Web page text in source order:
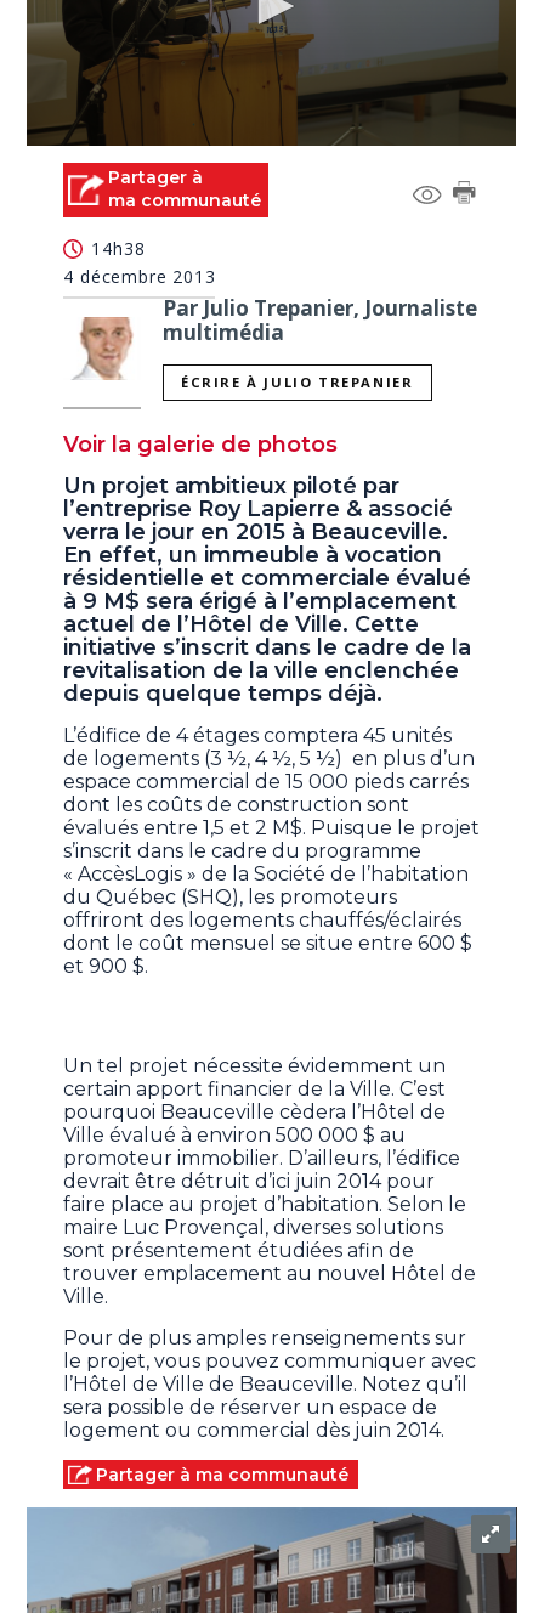
seconds
seconds
Partager à
ma communauté
14h38
4 décembre 2013
Par Julio Trepanier, Journaliste
multimédia
ÉCRIRE À JULIO TREPANIER
Voir la galerie de photos
Un projet ambitieux piloté par
l’entreprise Roy Lapierre & associé
verra le jour en 2015 à Beauceville.
En effet, un immeuble à vocation
résidentielle et commerciale évalué
à 9 M$ sera érigé à l’emplacement
actuel de l’Hôtel de Ville. Cette
initiative s’inscrit dans le cadre de la
revitalisation de la ville enclenchée
depuis quelque temps déjà.
L’édifice de 4 étages comptera 45 unités
de logements (3 ½, 4 ½, 5 ½) en plus d’un
espace commercial de 15 000 pieds carrés
dont les coûts de construction sont
évalués entre 1,5 et 2 M$. Puisque le projet
s’inscrit dans le cadre du programme
« AccèsLogis » de la Société de l’habitation
du Québec (SHQ), les promoteurs
offriront des logements chauffés/éclairés
dont le coût mensuel se situe entre 600 $
et 900 $.
Un tel projet nécessite évidemment un
certain apport financier de la Ville. C’est
pourquoi Beauceville cèdera l’Hôtel de
Ville évalué à environ 500 000 $ au
promoteur immobilier. D’ailleurs, l’édifice
devrait être détruit d’ici juin 2014 pour
faire place au projet d’habitation. Selon le
maire Luc Provençal, diverses solutions
sont présentement étudiées afin de
trouver emplacement au nouvel Hôtel de
Ville.
Pour de plus amples renseignements sur
le projet, vous pouvez communiquer avec
l’Hôtel de Ville de Beauceville. Notez qu’il
sera possible de réserver un espace de
logement ou commercial dès juin 2014.
Partager à ma communauté